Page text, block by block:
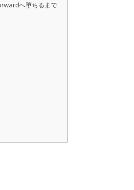
へ堕ちるまで